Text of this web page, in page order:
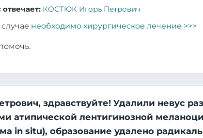
КОСТЮК Игорь Петрович
необходимо хирургическое лечение >>>
здравствуйте! Удалили невус
атипической лентигинозной
in situ), образование удалено